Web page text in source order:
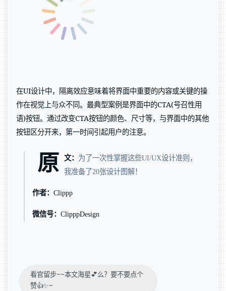
在UI设计中，隔离效应意味着将界面中重要的内容或关键的操
作在视觉上与众不同。最典型案例是界面中的CTA(号召性用
语)按钮。通过改变CTA按钮的颜色、尺寸等，与界面中的其他
按钮区分开来，第一时间引起用户的注意。
原 文： 为了一次性掌握这些UI/UX设计准则，
我准备了20张设计图解！
作者： Clippp
微信号： ClipppDesign
看官留步~~本文海星💕么？要不要点个
赞👍✨~